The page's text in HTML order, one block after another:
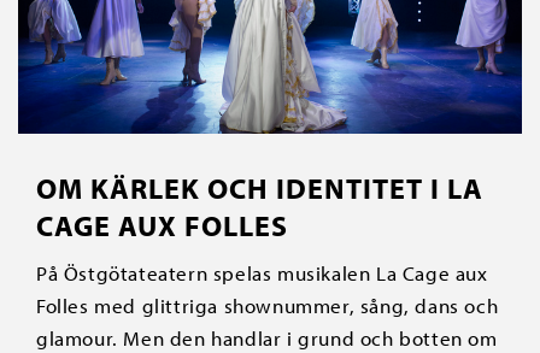
OM KÄRLEK OCH IDENTITET I LA
CAGE AUX FOLLES
På Östgötateatern spelas musikalen La Cage aux
Folles med glittriga shownummer, sång, dans och
glamour. Men den handlar i grund och botten om